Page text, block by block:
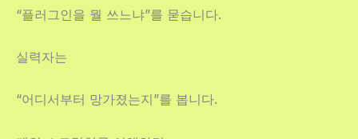
“플러그인을 뭘 쓰느냐”를 묻습니다.
실력자는
“어디서부터 망가졌는지”를 봅니다.